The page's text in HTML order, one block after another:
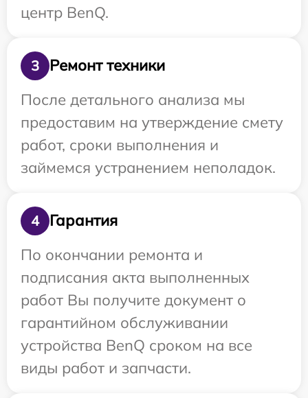
центр BenQ.
3
Ремонт техники
После детального анализа мы
предоставим на утверждение смету
работ, сроки выполнения и
займемся устранением неполадок.
4
Гарантия
По окончании ремонта и
подписания акта выполненных
работ Вы получите документ о
гарантийном обслуживании
устройства BenQ сроком на все
виды работ и запчасти.